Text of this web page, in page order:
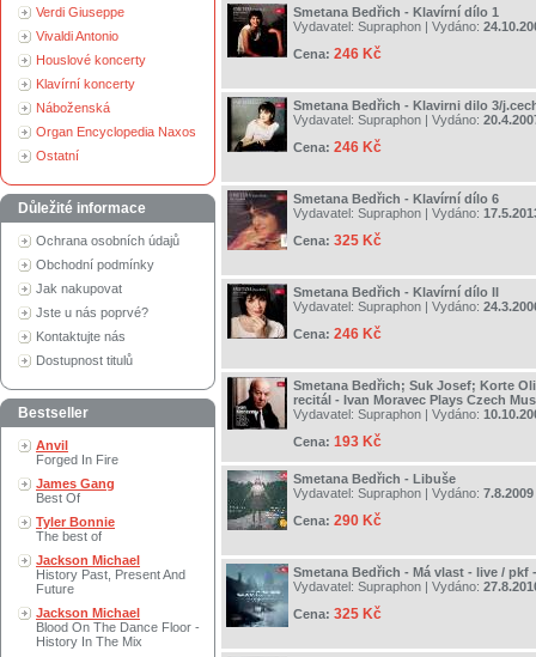
Verdi Giuseppe
Vivaldi Antonio
Houslové koncerty
Klavírní koncerty
Náboženská
Organ Encyclopedia Naxos
Ostatní
Důležité informace
Ochrana osobních údajů
Obchodní podmínky
Jak nakupovat
Jste u nás poprvé?
Kontaktujte nás
Dostupnost titulů
Bestseller
Anvil
Forged In Fire
James Gang
Best Of
Tyler Bonnie
The best of
Jackson Michael
History Past, Present And
Future
Jackson Michael
Blood On The Dance Floor -
History In The Mix
Smetana Bedřich - Klavírní dílo 1
Vydavatel: Supraphon | Vydáno:
Cena: 246 Kč
Smetana Bedřich - Klavirni dilo 3/
Vydavatel: Supraphon | Vydáno:
Cena: 246 Kč
Smetana Bedřich - Klavírní dílo 6
Vydavatel: Supraphon | Vydáno:
Cena: 325 Kč
Smetana Bedřich - Klavírní dílo II
Vydavatel: Supraphon | Vydáno:
Cena: 246 Kč
Smetana Bedřich; Suk Josef; Korte
recitál - Ivan Moravec Plays Czech
Vydavatel: Supraphon | Vydáno:
Cena: 193 Kč
Smetana Bedřich - Libuše
Vydavatel: Supraphon | Vydáno: 7.8.2009
Cena: 290 Kč
Smetana Bedřich - Má vlast - live / pkf
Vydavatel: Supraphon | Vydáno:
Cena: 325 Kč